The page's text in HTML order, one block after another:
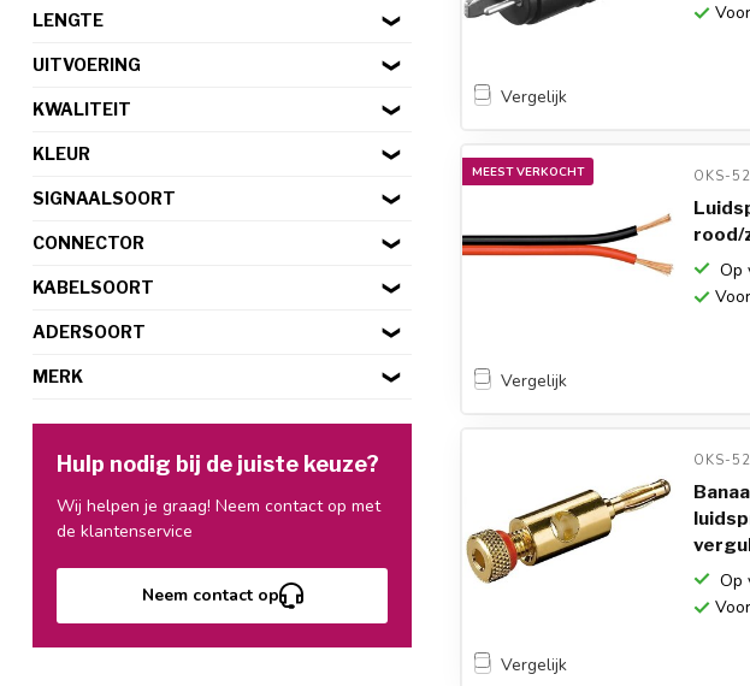
LENGTE
UITVOERING
KWALITEIT
KLEUR
SIGNAALSOORT
CONNECTOR
KABELSOORT
ADERSOORT
MERK
Hulp nodig bij de juiste keuze?
Wij helpen je graag! Neem contact op met
de klantenservice
Neem contact op
Vergelijk
MEEST VERKOCHT
Vergelijk
OKS-
rood/
Op
Vergelijk
OKS-
Op